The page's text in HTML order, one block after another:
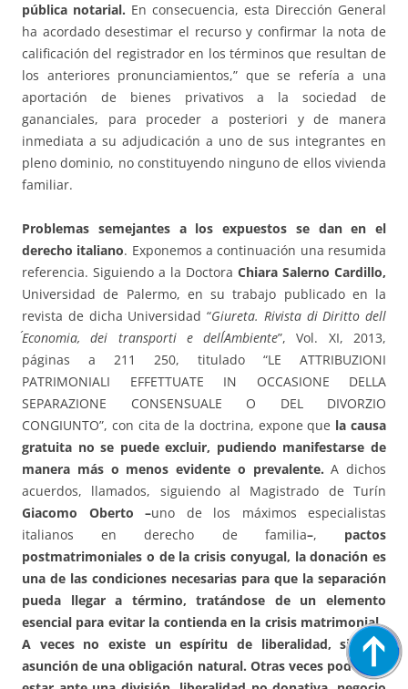
pública notarial. En consecuencia, esta Dirección General
ha acordado desestimar el recurso y confirmar la nota de
calificación del registrador en los términos que resultan de
los anteriores pronunciamientos,” que se refería a una
aportación de bienes privativos a la sociedad de
gananciales, para proceder a posteriori y de manera
inmediata a su adjudicación a uno de sus integrantes en
pleno dominio, no constituyendo ninguno de ellos vivienda
familiar.
Problemas semejantes a los expuestos se dan en el
derecho italiano. Exponemos a continuación una resumida
referencia. Siguiendo a la Doctora Chiara Salerno Cardillo,
Universidad de Palermo, en su trabajo publicado en la
revista de dicha Universidad “Giureta. Rivista di Diritto dell
´Economia, dei transporti e dell´Ambiente”, Vol. XI, 2013,
páginas a 211 250, titulado “LE ATTRIBUZIONI
PATRIMONIALI EFFETTUATE IN OCCASIONE DELLA
SEPARAZIONE CONSENSUALE O DEL DIVORZIO
CONGIUNTO”, con cita de la doctrina, expone que la causa
gratuita no se puede excluir, pudiendo manifestarse de
manera más o menos evidente o prevalente. A dichos
acuerdos, llamados, siguiendo al Magistrado de Turín
Giacomo Oberto –uno de los máximos especialistas
italianos en derecho de familia–, pactos
postmatrimoniales o de la crisis conyugal, la donación es
una de las condiciones necesarias para que la separación
pueda llegar a término, tratándose de un elemento
esencial para evitar la contienda en la crisis matrimonial.
A veces no existe un espíritu de liberalidad, sino la
asunción de una obligación natural. Otras veces podemos